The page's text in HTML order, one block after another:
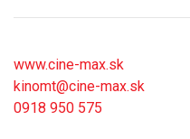
www.cine-max.sk
kinomt@cine-max.sk
0918 950 575